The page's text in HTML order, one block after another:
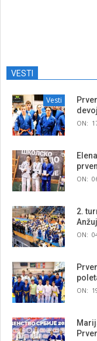
VESTI
Vesti
ON:
ON:
2.
ON:
ON: